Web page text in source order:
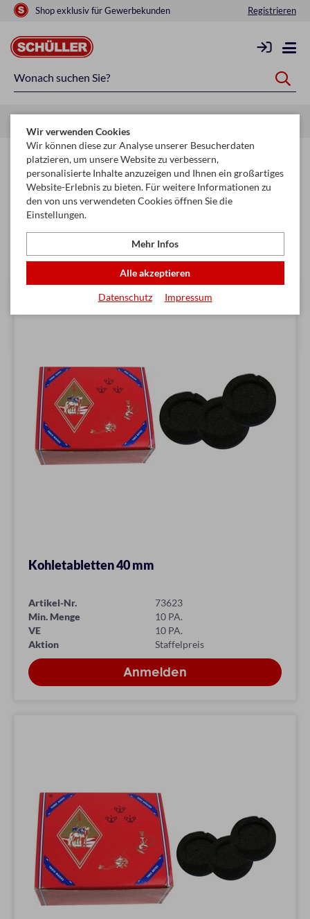
Shop exklusiv für Gewerbekunden Registrieren
Zubehör
Filtern & Sortieren
1 2 keyboard_arrow_right
Seite
Kohletabletten 40 mm
Artikel-Nr.
73623
Min. Menge
10 PA.
VE
10 PA.
Aktion
Staffelpreis
Wir verwenden Cookies
Wir können diese zur Analyse unserer Besucherdaten
platzieren, um unsere Website zu verbessern,
personalisierte Inhalte anzuzeigen und Ihnen ein großartiges
Website-Erlebnis zu bieten. Für weitere Informationen zu
den von uns verwendeten Cookies öffnen Sie die
Einstellungen.
Mehr Infos
Alle akzeptieren
Datenschutz Impressum